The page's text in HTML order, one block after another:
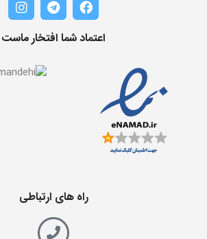
اعتماد شما افتخار ماست
راه های ارتباطی